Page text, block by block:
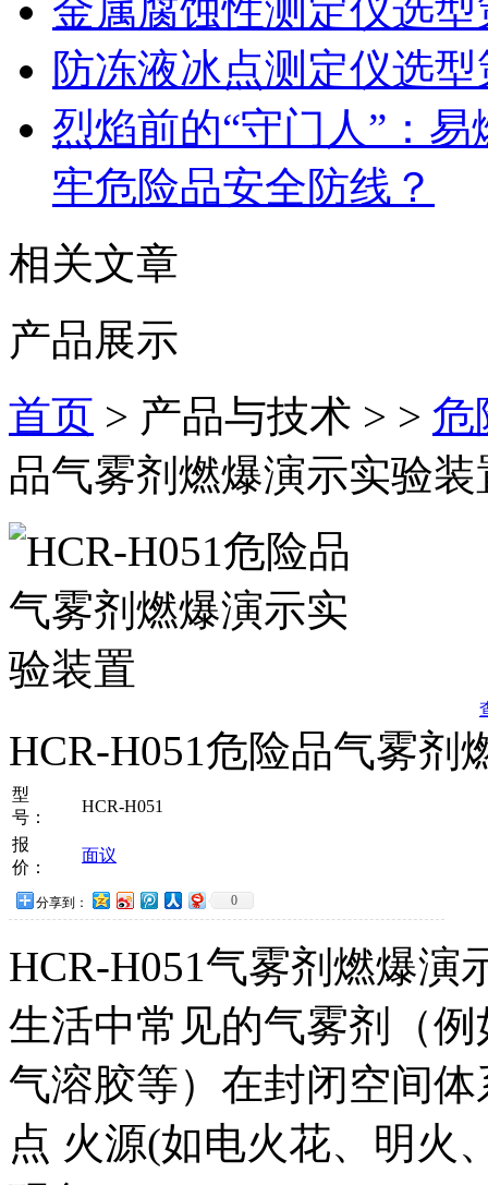
金属腐蚀性测定仪选
防冻液冰点测定仪选
烈焰前的“守门人”：
牢危险品安全防线？
相关文章
产品展示
首页 > 产品与技术 > > 危
品气雾剂燃爆演示实验装
HCR-H051危险品气雾剂
型
号：
HCR-H051
报
价：
面议
分享到： 0
HCR-H051气雾剂燃爆演
生活中常见的气雾剂（
气溶胶等）在封闭空间
点 火源(如电火花、明火